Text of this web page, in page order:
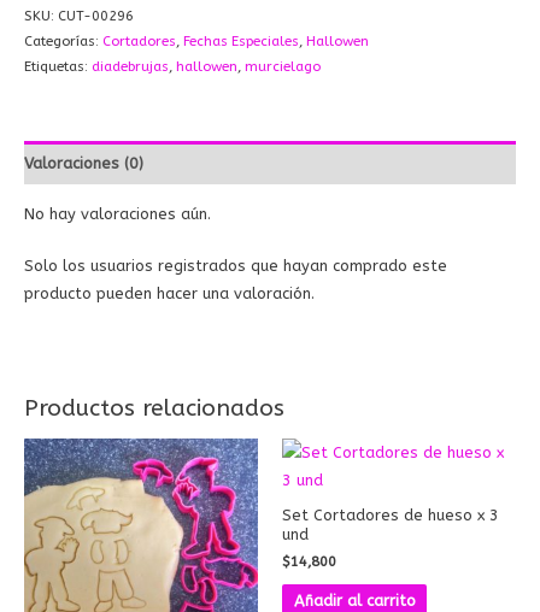
SKU: CUT-00296
Categorías: Cortadores, Fechas Especiales, Hallowen
Etiquetas: diadebrujas, hallowen, murcielago
Valoraciones (0)
No hay valoraciones aún.
Solo los usuarios registrados que hayan comprado este
producto pueden hacer una valoración.
Productos relacionados
Set Cortadores de hueso x 3
und
$14,800
Añadir al carrito